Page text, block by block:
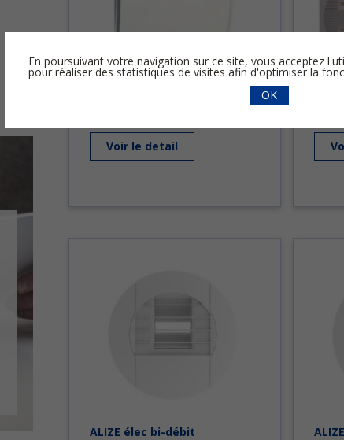
AURÉA
Design esthétique et fonctionnalité
Voir le detail
BKZ
ALIZE élec bi-débit
En poursuivant votre navigation sur ce site, vous acceptez
pour réaliser des statistiques de visites afin d'optimiser la
OK